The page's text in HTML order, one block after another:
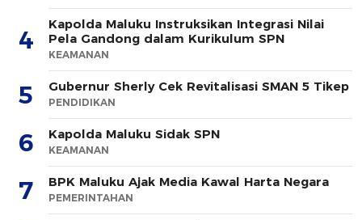
4
Kapolda Maluku Instruksikan Integrasi Nilai
Pela Gandong dalam Kurikulum SPN
KEAMANAN
5 Gubernur Sherly Cek Revitalisasi SMAN 5 Tikep
PENDIDIKAN
6 Kapolda Maluku Sidak SPN
KEAMANAN
7 BPK Maluku Ajak Media Kawal Harta Negara
PEMERINTAHAN